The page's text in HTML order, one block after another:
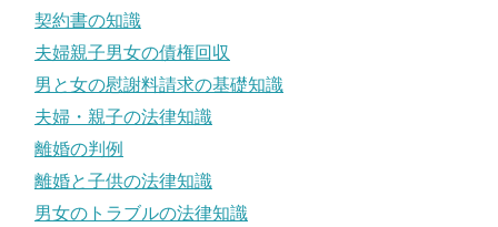
契約書の知識
夫婦親子男女の債権回収
男と女の慰謝料請求の基礎知識
夫婦・親子の法律知識
離婚の判例
離婚と子供の法律知識
男女のトラブルの法律知識